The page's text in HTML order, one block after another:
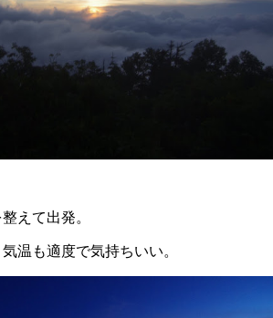
えて出発。
温も適度で気持ちいい。